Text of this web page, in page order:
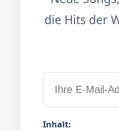
die Hits der
Inhalt: